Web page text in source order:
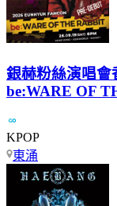
銀赫粉絲演唱
be:WARE OF
KPOP
東涌